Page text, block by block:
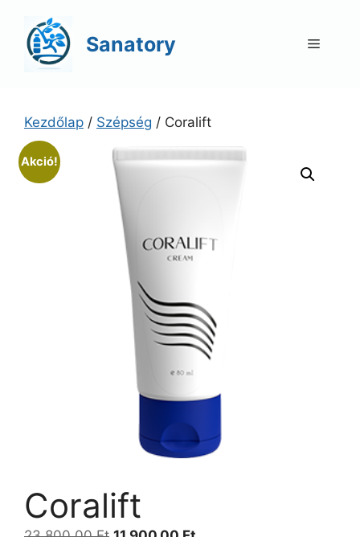
tartalomba
Sanatory Menü
Kezdőlap / Szépség / Coralift
Akció!
Coralift